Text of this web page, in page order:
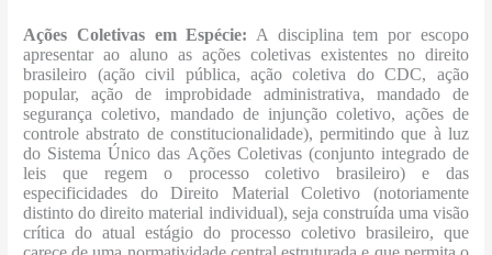
Ações Coletivas em Espécie: A disciplina tem por escopo
apresentar ao aluno as ações coletivas existentes no direito
brasileiro (ação civil pública, ação coletiva do CDC, ação
popular, ação de improbidade administrativa, mandado de
segurança coletivo, mandado de injunção coletivo, ações de
controle abstrato de constitucionalidade), permitindo que à luz
do Sistema Único das Ações Coletivas (conjunto integrado de
leis que regem o processo coletivo brasileiro) e das
especificidades do Direito Material Coletivo (notoriamente
distinto do direito material individual), seja construída uma visão
crítica do atual estágio do processo coletivo brasileiro, que